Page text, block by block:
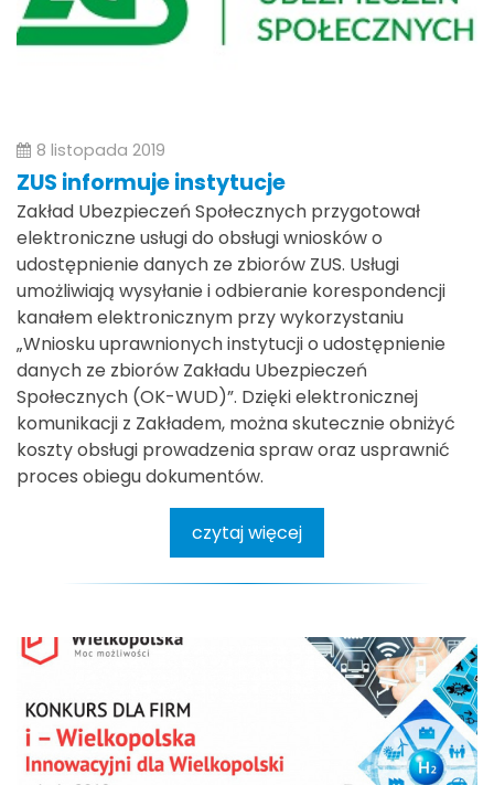
8 listopada 2019
ZUS informuje instytucje
Zakład Ubezpieczeń Społecznych przygotował
elektroniczne usługi do obsługi wniosków o
udostępnienie danych ze zbiorów ZUS. Usługi
umożliwiają wysyłanie i odbieranie korespondencji
kanałem elektronicznym przy wykorzystaniu
„Wniosku uprawnionych instytucji o udostępnienie
danych ze zbiorów Zakładu Ubezpieczeń
Społecznych (OK-WUD)”. Dzięki elektronicznej
komunikacji z Zakładem, można skutecznie obniżyć
koszty obsługi prowadzenia spraw oraz usprawnić
proces obiegu dokumentów.
czytaj więcej